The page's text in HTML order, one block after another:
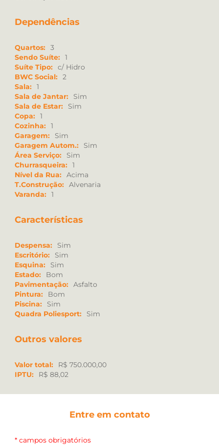
Dependências
Quartos: 3
Sendo Suíte: 1
Suíte Tipo: c/ Hidro
BWC Social: 2
Sala: 1
Sala de Jantar:
Sim
Sala de Estar:
Sim
Copa: 1
Cozinha: 1
Garagem:
Sim
Garagem Autom.:
Sim
Área Serviço:
Sim
Churrasqueira: 1
Nível da Rua: Acima
T.Construção: Alvenaria
Varanda: 1
Características
Despensa:
Sim
Escritório:
Sim
Esquina:
Sim
Estado:
Bom
Pavimentação: Asfalto
Pintura:
Bom
Piscina:
Sim
Quadra Poliesport:
Sim
Outros valores
Valor total:
R$ 750.000,00
IPTU:
R$ 88,02
Entre em contato
* campos obrigatórios